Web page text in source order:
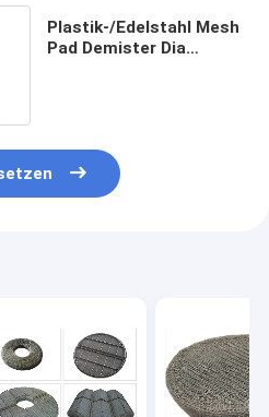
Plastik-/Edelstahl Mesh
Pad Demister Dia